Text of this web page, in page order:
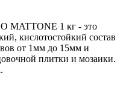
MATTONE 1 кг - это
кислотостойкий состав
от 1мм до 15мм и
плитки и мозаики.